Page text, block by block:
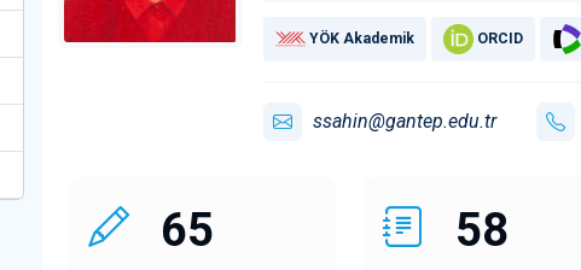
YÖK Akademik ORCID
ssahin@gantep.edu.tr
65 58